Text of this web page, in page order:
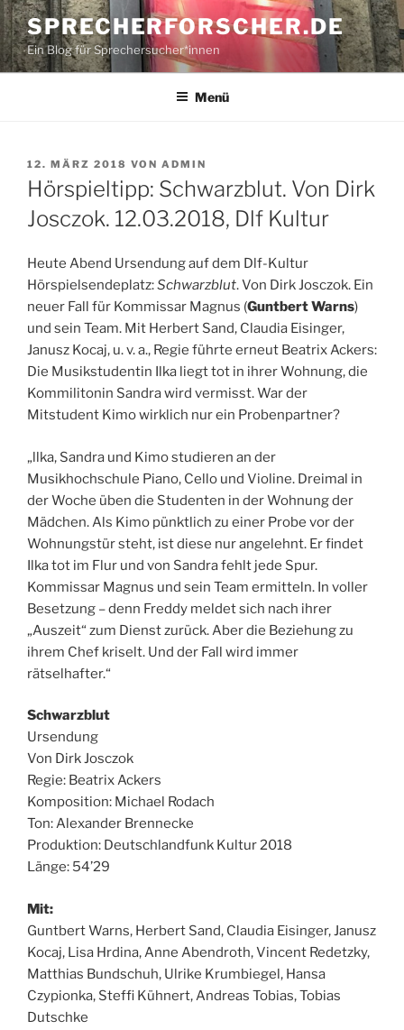
Zum
Inhalt
springen
SPRECHERFORSCHER.DE
Ein Blog für Sprechersucher*innen
Menü
VERÖFFENTLICHT
AM
12. MÄRZ 2018 VON ADMIN
Hörspieltipp: Schwarzblut. Von Dirk
Josczok. 12.03.2018, Dlf Kultur
Heute Abend Ursendung auf dem Dlf-Kultur
Hörspielsendeplatz:Schwarzblut. Von Dirk Josczok. Ein
neuer Fall für Kommissar Magnus (Guntbert Warns)
und sein Team. Mit Herbert Sand, Claudia Eisinger,
Janusz Kocaj, u. v. a., Regie führte erneut Beatrix Ackers:
Die Musikstudentin Ilka liegt tot in ihrer Wohnung, die
Kommilitonin Sandra wird vermisst. War der
Mitstudent Kimo wirklich nur ein Probenpartner?
„llka, Sandra und Kimo studieren an der
Musikhochschule Piano, Cello und Violine. Dreimal in
der Woche üben die Studenten in der Wohnung der
Mädchen. Als Kimo pünktlich zu einer Probe vor der
Wohnungstür steht, ist diese nur angelehnt. Er findet
Ilka tot im Flur und von Sandra fehlt jede Spur.
Kommissar Magnus und sein Team ermitteln. In voller
Besetzung – denn Freddy meldet sich nach ihrer
„Auszeit“ zum Dienst zurück. Aber die Beziehung zu
ihrem Chef kriselt. Und der Fall wird immer
rätselhafter.“
Schwarzblut
Ursendung
Von Dirk Josczok
Regie: Beatrix Ackers
Komposition: Michael Rodach
Ton: Alexander Brennecke
Produktion: Deutschlandfunk Kultur 2018
Länge: 54’29
Mit:
Guntbert Warns, Herbert Sand, Claudia Eisinger, Janusz
Kocaj, Lisa Hrdina, Anne Abendroth, Vincent Redetzky,
Matthias Bundschuh, Ulrike Krumbiegel, Hansa
Czypionka, Steffi Kühnert, Andreas Tobias, Tobias
Dutschke